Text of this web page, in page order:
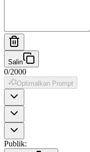
Salin
0/2000
Optimalkan Prompt
Publik: